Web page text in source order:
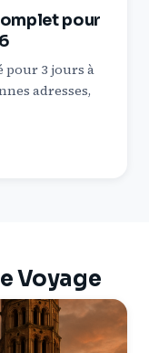
pour
3 jours à
adresses,
Voyage